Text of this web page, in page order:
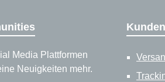
Media Plattformen
Neuigkeiten mehr.